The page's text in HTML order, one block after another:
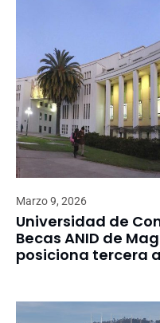
Marzo 9, 2026
Universidad de
Becas ANID de
posiciona tercera